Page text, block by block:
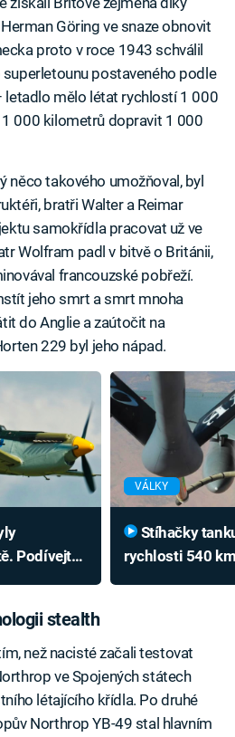
Göring ve snaze obnovit
proto v roce 1943 schválil
postaveného podle
letadlo mělo létat rychlostí 1 000
000 kilometrů dopravit 1 000
něco takového umožňoval, byl
bratři Walter a Reimar
samokřídla pracovat už ve
Wolfram padl v bitvě o Británii,
francouzské pobřeží.
jeho smrt a smrt mnoha
do Anglie a zaútočit na
229 byl jeho nápad.
Podívejte
VÁLKY
rychlosti 540
stealth
než nacisté začali testovat
ve Spojených státech
létajícího křídla. Po druhé
Northrop YB-49 stal hlavním